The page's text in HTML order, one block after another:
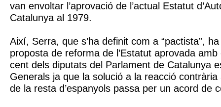
van envoltar l’aprovació de l’actual Estatut
Catalunya al 1979.
Així, Serra, que s’ha definit com a “pactista”,
proposta de reforma de l’Estatut aprovada
cent dels diputats del Parlament de Catalunya
Generals ja que la solució a la reacció
de la resta d’espanyols passa per un acord de